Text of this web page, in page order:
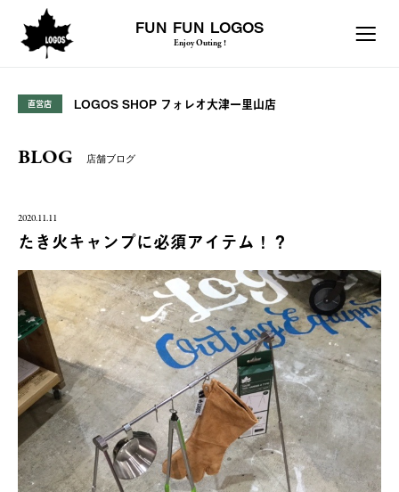
FUN FUN LOGOS
Enjoy Outing !
直営店 LOGOS SHOP フォレオ大津一里山店
BLOG 店舗ブログ
2020.11.11
たき火キャンプに必須アイテム！？